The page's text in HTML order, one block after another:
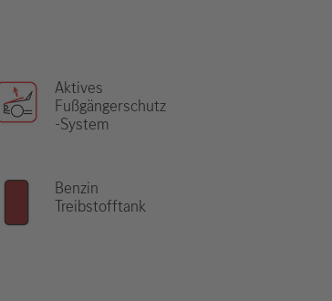
Aktives
Fußgängerschutz
-System
Benzin
Treibstofftank